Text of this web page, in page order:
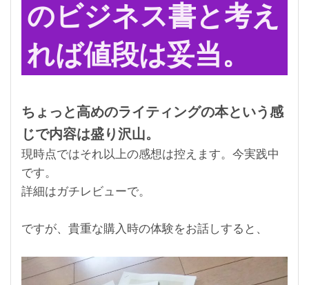
のビジネス書と考え
れば値段は妥当。
ちょっと高めのライティングの本という感
じで内容は盛り沢山。
現時点ではそれ以上の感想は控えます。今実践中
です。
詳細はガチレビューで。
ですが、貴重な購入時の体験をお話しすると、